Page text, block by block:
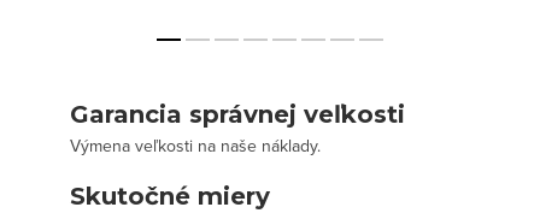
Garancia správnej veľkosti
Výmena veľkosti na naše náklady.
Skutočné miery